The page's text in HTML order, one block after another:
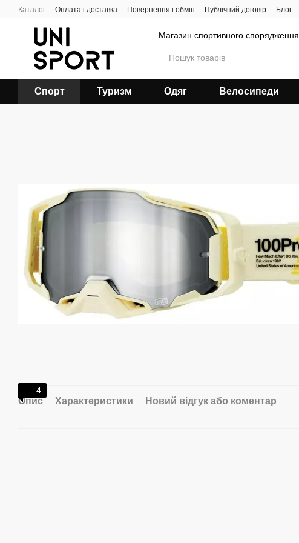
Перейти до основного контенту
Каталог Оплата і доставка Повернення і обмін Публічний договір Блог
Магазин спортивного спорядження
Спорт Туризм Одяг Велосипеди
4
Опис Характеристики Новий відгук або коментар